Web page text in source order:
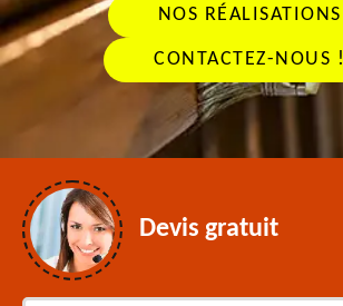
NOS RÉALISATIONS
CONTACTEZ-NOUS !
Devis gratuit